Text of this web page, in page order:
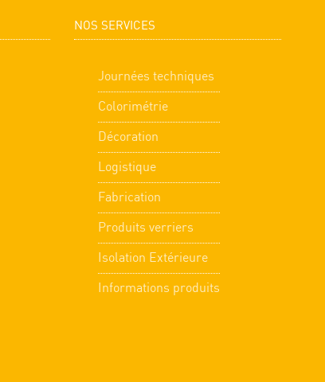
NOS SERVICES
Journées techniques
Colorimétrie
Décoration
Logistique
Fabrication
Produits verriers
Isolation Extérieure
Informations produits